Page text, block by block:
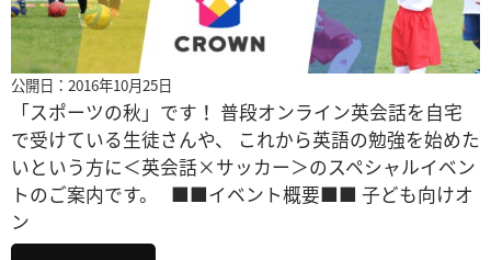
公開日：2016年10月25日
「スポーツの秋」です！ 普段オンライン英会話を自宅
で受けている生徒さんや、 これから英語の勉強を始めた
いという方に＜英会話×サッカー＞のスペシャルイベン
トのご案内です。 ■■イベント概要■■ 子ども向けオ
ン